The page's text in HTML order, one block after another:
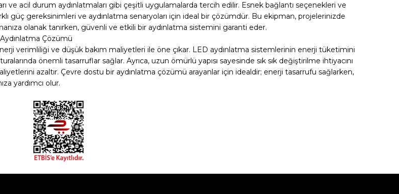
ve acil durum aydınlatmaları gibi çeşitli uygulamalarda tercih edilir. Esnek bağlantı seçenekleri ve
güç gereksinimleri ve aydınlatma senaryoları için ideal bir çözümdür. Bu ekipman, projelerinizde
olanak tanırken, güvenli ve etkili bir aydınlatma sistemini garanti eder.
Çözümü
verimliliği ve düşük bakım maliyetleri ile öne çıkar. LED aydınlatma sistemlerinin enerji tüketimini
önemli tasarruflar sağlar. Ayrıca, uzun ömürlü yapısı sayesinde sık sık değiştirilme ihtiyacını
azaltır. Çevre dostu bir aydınlatma çözümü arayanlar için idealdir; enerji tasarrufu sağlarken,
yardımcı olur.